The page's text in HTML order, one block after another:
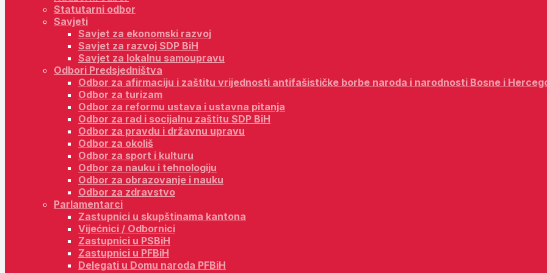
Statutarni odbor
Savjeti
Savjet za ekonomski razvoj
Savjet za razvoj SDP BiH
Savjet za lokalnu samoupravu
Odbori Predsjedništva
Odbor za afirmaciju i zaštitu vrijednosti antifašističke borbe naroda i narodnosti Bosne i
Odbor za turizam
Odbor za reformu ustava i ustavna pitanja
Odbor za rad i socijalnu zaštitu SDP BiH
Odbor za pravdu i državnu upravu
Odbor za okoliš
Odbor za sport i kulturu
Odbor za nauku i tehnologiju
Odbor za obrazovanje i nauku
Odbor za zdravstvo
Parlamentarci
Zastupnici u skupštinama kantona
Vijećnici / Odbornici
Zastupnici u PSBiH
Zastupnici u PFBiH
Delegati u Domu naroda PFBiH